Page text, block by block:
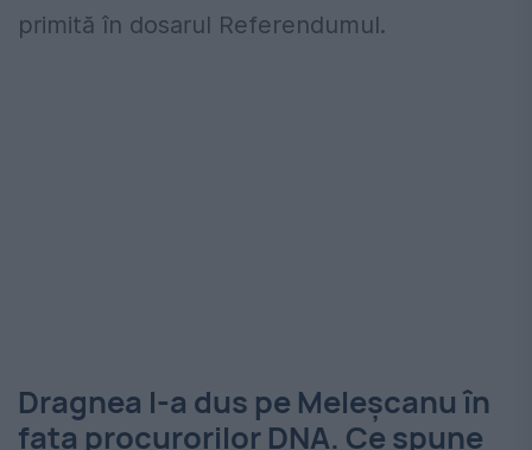
primită în dosarul Referendumul.
Dragnea l-a dus pe Meleșcanu în
fața procurorilor DNA. Ce spune